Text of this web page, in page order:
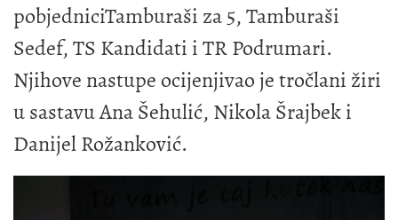
pobjedniciTamburaši za 5, Tamburaši
Sedef, TS Kandidati i TR Podrumari.
Njihove nastupe ocijenjivao je tročlani žiri
u sastavu Ana Šehulić, Nikola Šrajbek i
Danijel Rožanković.